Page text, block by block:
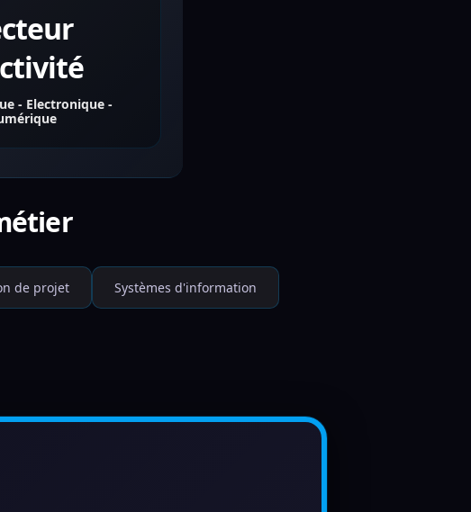
- Electronique -
de projet Systèmes d'information